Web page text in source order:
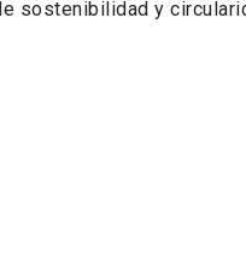
sostenibilidad y